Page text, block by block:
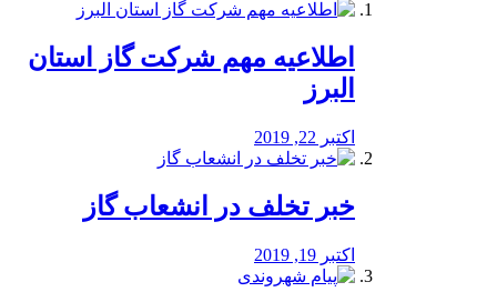
️اطلاعیه مهم شرکت گاز استان
البرز
اکتبر 22, 2019
خبر تخلف در انشعاب گاز
اکتبر 19, 2019